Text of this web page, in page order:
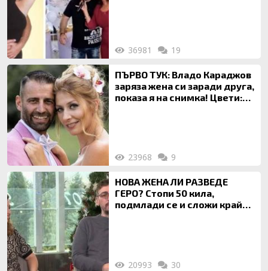
36981 19
ПЪРВО ТУК: Владо Караджов
заряза жена си заради друга,
показа я на снимка! Цвети:
23968 9
НОВА ЖЕНА ЛИ РАЗВЕДЕ
ГЕРО? Стопи 50 кила,
подмлади се и сложи край
20993 30